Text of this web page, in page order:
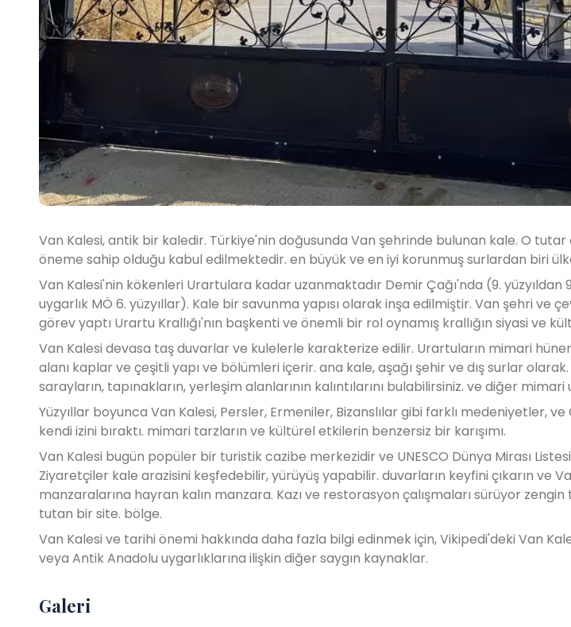
Van Kalesi, antik bir kaledir. Türkiye'nin doğusunda Van şehrinde bulunan kale. O
öneme sahip olduğu kabul edilmektedir. en büyük ve en iyi korunmuş surlardan biri
Van Kalesi'nin kökenleri Urartulara kadar uzanmaktadır Demir Çağı'nda (9. yüzyıldan
uygarlık MÖ 6. yüzyıllar). Kale bir savunma yapısı olarak inşa edilmiştir. Van şehri ve
görev yaptı Urartu Krallığı'nın başkenti ve önemli bir rol oynamış krallığın siyasi ve
Van Kalesi devasa taş duvarlar ve kulelerle karakterize edilir. Urartuların mimari
alanı kaplar ve çeşitli yapı ve bölümleri içerir. ana kale, aşağı şehir ve dış surlar
sarayların, tapınakların, yerleşim alanlarının kalıntılarını bulabilirsiniz. ve diğer mimari
Yüzyıllar boyunca Van Kalesi, Persler, Ermeniler, Bizanslılar gibi farklı medeniyetler,
kendi izini bıraktı. mimari tarzların ve kültürel etkilerin benzersiz bir karışımı.
Van Kalesi bugün popüler bir turistik cazibe merkezidir ve UNESCO Dünya Mirası
Ziyaretçiler kale arazisini keşfedebilir, yürüyüş yapabilir. duvarların keyfini çıkarın ve
manzaralarına hayran kalın manzara. Kazı ve restorasyon çalışmaları sürüyor zengin
tutan bir site. bölge.
Van Kalesi ve tarihi önemi hakkında daha fazla bilgi edinmek için, Vikipedi'deki Van
veya Antik Anadolu uygarlıklarına ilişkin diğer saygın kaynaklar.
Galeri